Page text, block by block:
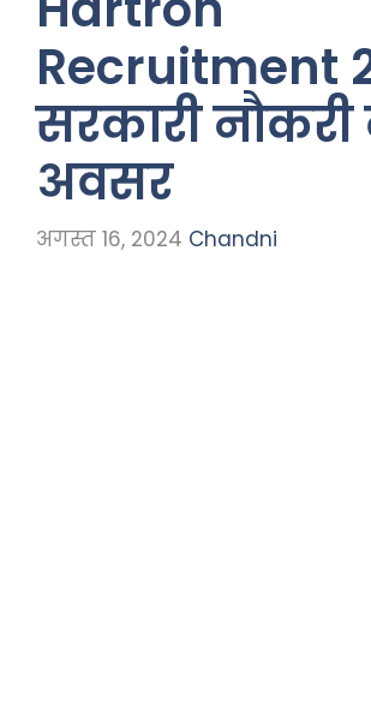
Recruitment
सरकारी
अवसर
अगस्त 16, 2024 Chandni